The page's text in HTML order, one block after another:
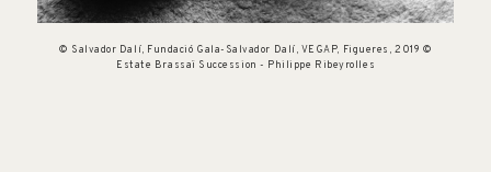
© Salvador Dalí, Fundació Gala-Salvador Dalí, VEGAP, Figueres, 2019 ©
Estate Brassaï Succession - Philippe Ribeyrolles